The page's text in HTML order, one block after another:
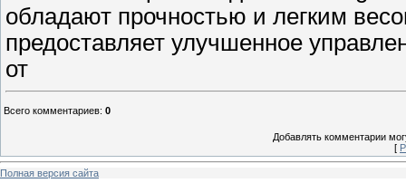
обладают прочностью и легким
предоставляет улучшенное
от
Всего комментариев: 0
Добавлять комментарии
[
Полная версия сайта